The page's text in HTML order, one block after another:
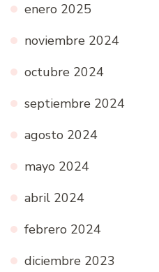
enero 2025
noviembre 2024
octubre 2024
septiembre 2024
agosto 2024
mayo 2024
abril 2024
febrero 2024
diciembre 2023